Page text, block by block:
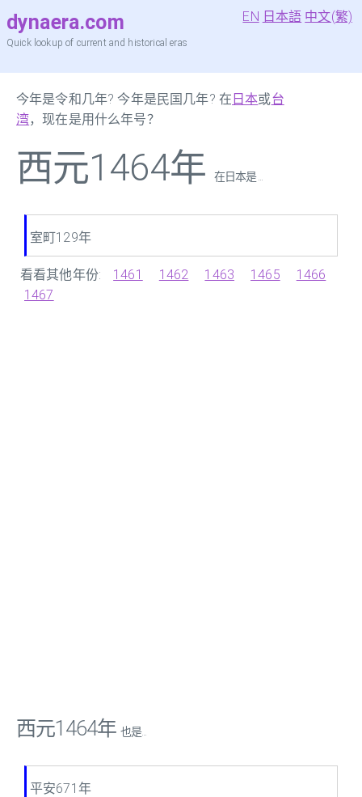
dynaera.com
Quick lookup of current and historical eras
EN 日本語 中文(繁)
今年是令和几年? 今年是民国几年? 在 日本或台
湾，现在是用什么年号？
西元1464年 在日本是 ...
室町129年
看看其他年份: 1461 1462 1463 1465
1466
1467
西元1464年 也是...
平安671年